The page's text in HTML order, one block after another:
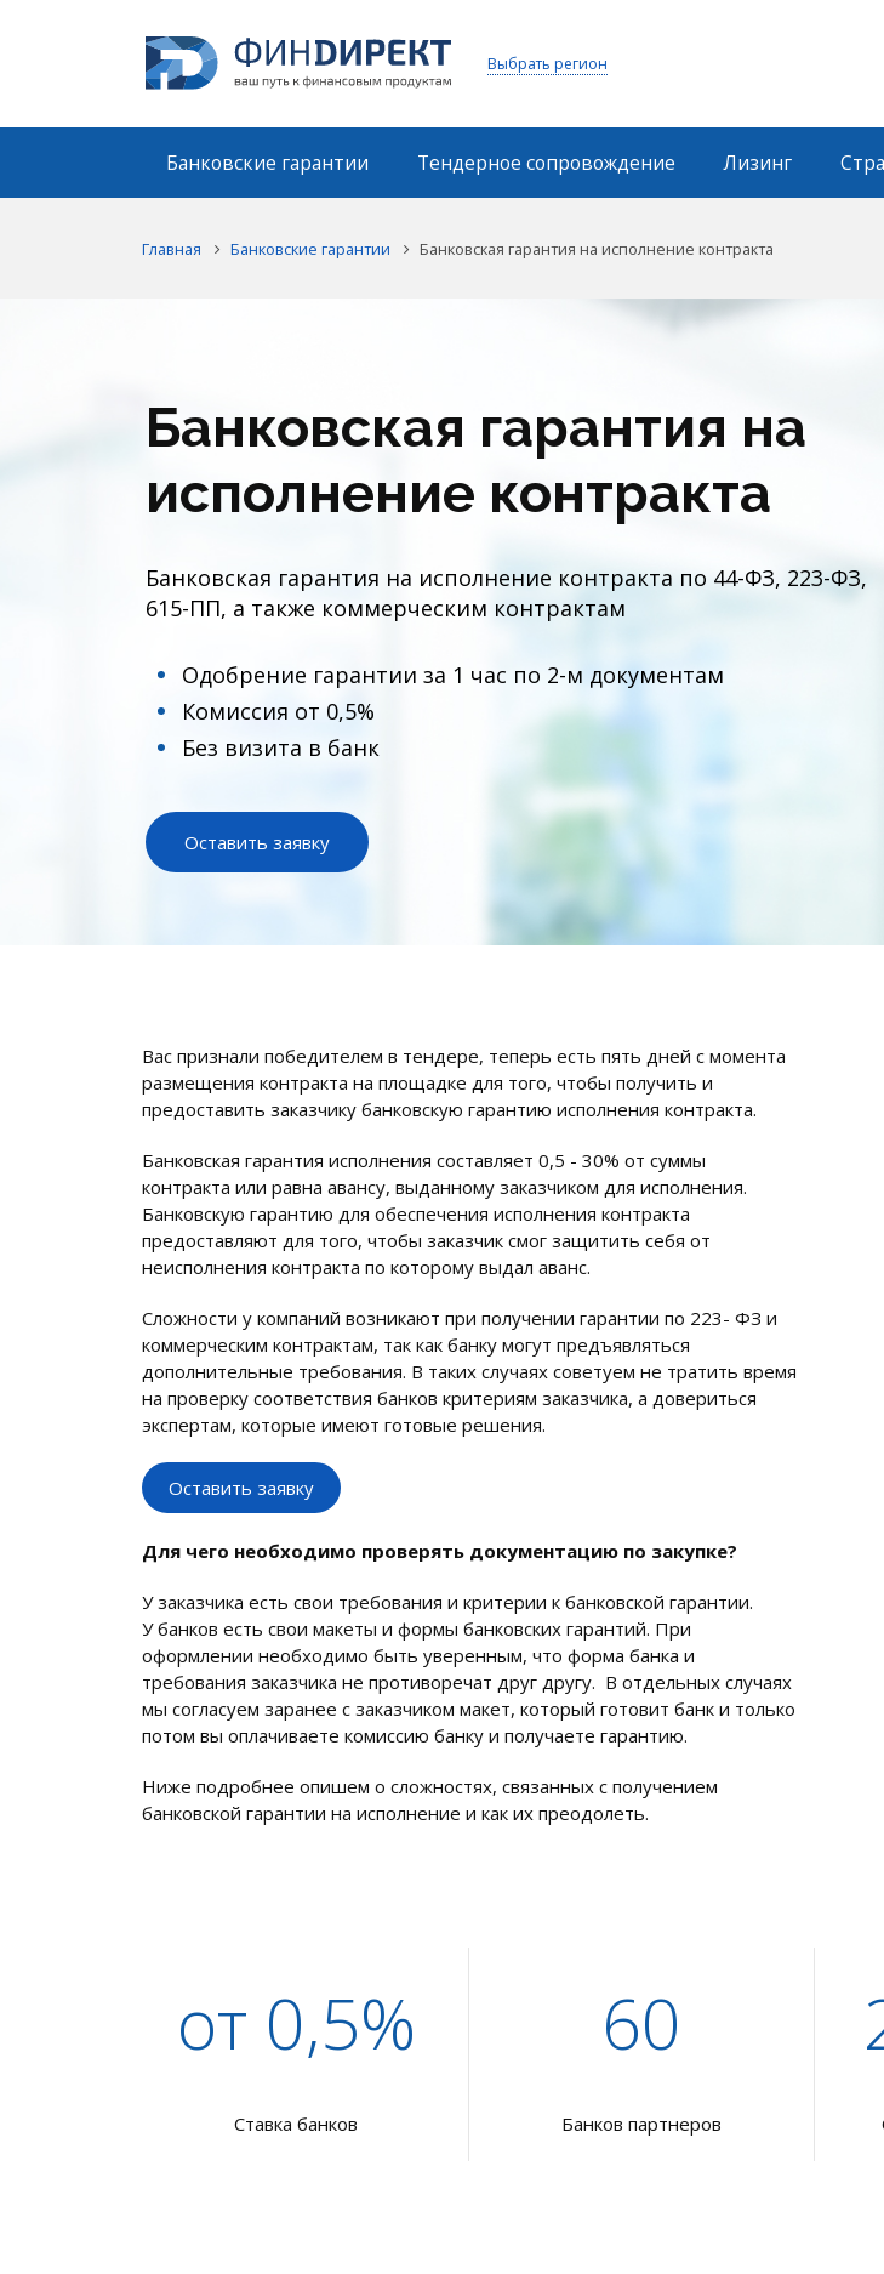
Выбрать регион
Банковские гарантии Тендерное сопровождение Лизинг
Главная Банковские гарантии Банковская гарантия на исполнение контракта
Банковская гарантия на
исполнение контракта
Банковская гарантия на исполнение контракта по 44-ФЗ, 223-ФЗ,
615-ПП, а также коммерческим контрактам
Одобрение гарантии за 1 час по 2-м документам
Комиссия от 0,5%
Без визита в банк
Оставить заявку
Вас признали победителем в тендере, теперь есть пять дней с момента
размещения контракта на площадке для того, чтобы получить и
предоставить заказчику банковскую гарантию исполнения контракта.
Банковская гарантия исполнения составляет 0,5 - 30% от суммы
контракта или равна авансу, выданному заказчиком для исполнения.
Банковскую гарантию для обеспечения исполнения контракта
предоставляют для того, чтобы заказчик смог защитить себя от
неисполнения контракта по которому выдал аванс.
Сложности у компаний возникают при получении гарантии по 223- ФЗ и
коммерческим контрактам, так как банку могут предъявляться
дополнительные требования. В таких случаях советуем не тратить время
на проверку соответствия банков критериям заказчика, а довериться
экспертам, которые имеют готовые решения.
Оставить заявку
Для чего необходимо проверять документацию по закупке?
У заказчика есть свои требования и критерии к банковской гарантии.
У банков есть свои макеты и формы банковских гарантий. При
оформлении необходимо быть уверенным, что форма банка и
требования заказчика не противоречат друг другу. В отдельных случаях
мы согласуем заранее с заказчиком макет, который готовит банк и только
потом вы оплачиваете комиссию банку и получаете гарантию.
Ниже подробнее опишем о сложностях, связанных с получением
банковской гарантии на исполнение и как их преодолеть.
от 0,5%
Ставка банков
60
Банков партнеров